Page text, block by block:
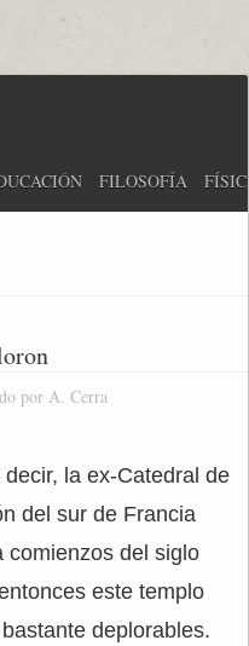
FILOSOFÍA
por A. Cerra
la ex-Catedral de
del sur de Francia
comienzos del siglo
este templo
deplorables.